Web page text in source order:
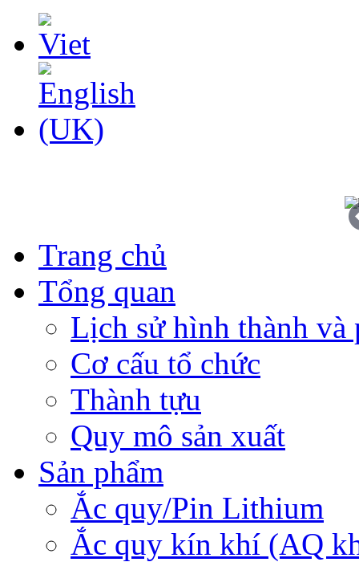
Trang chủ
Tổng quan
Lịch sử hình thành và
Cơ cấu tổ chức
Thành tựu
Quy mô sản xuất
Sản phẩm
Ắc quy/Pin Lithium
Ắc quy kín khí (AQ